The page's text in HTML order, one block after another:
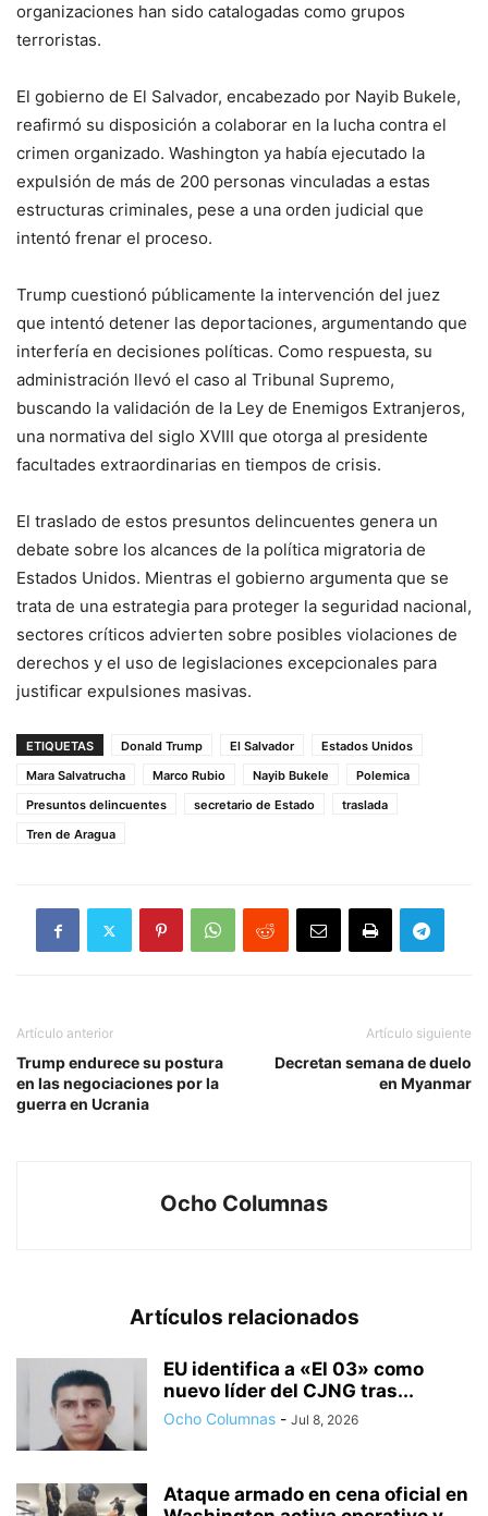
organizaciones han sido catalogadas como grupos
terroristas.
El gobierno de El Salvador, encabezado por Nayib Bukele,
reafirmó su disposición a colaborar en la lucha contra el
crimen organizado. Washington ya había ejecutado la
expulsión de más de 200 personas vinculadas a estas
estructuras criminales, pese a una orden judicial que
intentó frenar el proceso.
Trump cuestionó públicamente la intervención del juez
que intentó detener las deportaciones, argumentando que
interfería en decisiones políticas. Como respuesta, su
administración llevó el caso al Tribunal Supremo,
buscando la validación de la Ley de Enemigos Extranjeros,
una normativa del siglo XVIII que otorga al presidente
facultades extraordinarias en tiempos de crisis.
El traslado de estos presuntos delincuentes genera un
debate sobre los alcances de la política migratoria de
Estados Unidos. Mientras el gobierno argumenta que se
trata de una estrategia para proteger la seguridad nacional,
sectores críticos advierten sobre posibles violaciones de
derechos y el uso de legislaciones excepcionales para
justificar expulsiones masivas.
ETIQUETAS Donald Trump El Salvador
Estados Unidos
Mara Salvatrucha
Marco Rubio Nayib Bukele
Polemica
Presuntos delincuentes
secretario de Estado
traslada
Tren de Aragua
Artículo anterior
Trump endurece su postura
en las negociaciones por la
guerra en Ucrania
Artículo siguiente
Decretan semana de duelo
en Myanmar
Ocho Columnas
Artículos relacionados
EU identifica a «El 03» como
nuevo líder del CJNG tras...
Ocho Columnas - Jul 8, 2026
Ataque armado en cena oficial en